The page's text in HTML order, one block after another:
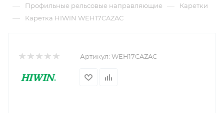
— Профильные рельсовые направляющие — Каретки
— Каретка HIWIN WEH17CAZAC
Артикул: WEH17CAZAC